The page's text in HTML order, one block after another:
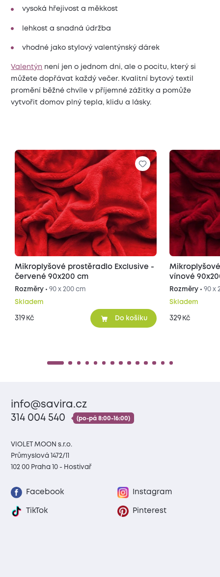
vysoká hřejivost a měkkost
lehkost a snadná údržba
vhodné jako stylový valentýnský dárek
Valentýn není jen o jednom dni, ale o pocitu, který si
můžete dopřávat každý večer. Kvalitní bytový textil
promění běžné chvíle v příjemné zážitky a pomůže
vytvořit domov plný tepla, klidu a lásky.
Mikroplyšové prostěradlo Exclusive -
červené 90x200 cm
Rozměry • 90 x 200 cm
Skladem
319 Kč Do košíku
vínové
Rozměry •90 x
Skladem
329 Kč
info@savira.cz
314 004 540
(po-pá 8:00-16:00)
VIOLET MOON s.r.o.
Průmyslová 1472/11
102 00 Praha 10 - Hostivař
Facebook Instagram
TikTok Pinterest